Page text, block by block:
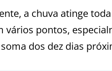
a chuva atinge
vários pontos,
dos dez dias